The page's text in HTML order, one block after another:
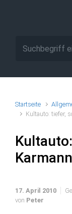
Startseite
Kultauto: tiefer,
17. April 2010
von Peter